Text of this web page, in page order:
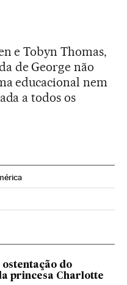
e Tobyn Thomas,
de George não
educacional nem
a todos os
en Instagram
en Facebook
ostentação do
princesa Charlotte